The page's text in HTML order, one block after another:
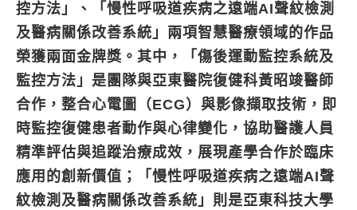
控方法」、「慢性呼吸道疾病之遠端AI聲紋檢測
及醫病關係改善系統」兩項智慧醫療領域的作品
榮獲兩面金牌獎。其中，「傷後運動監控系統及
監控方法」是團隊與亞東醫院復健科黃昭竣醫師
合作，整合心電圖（ECG）與影像擷取技術，即
時監控復健患者動作與心律變化，協助醫護人員
精準評估與追蹤治療成效，展現產學合作於臨床
應用的創新價值；「慢性呼吸道疾病之遠端AI聲
紋檢測及醫病關係改善系統」則是亞東科技大學